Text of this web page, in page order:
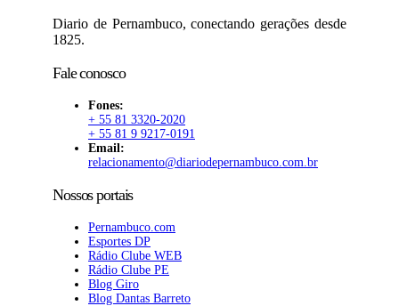
Diario de Pernambuco, conectando gerações desde
1825.
Fale conosco
Fones:
+ 55 81 3320-2020
+ 55 81 9 9217-0191
Email:
relacionamento@diariodepernambuco.com.br
Nossos portais
Pernambuco.com
Esportes DP
Rádio Clube WEB
Rádio Clube PE
Blog Giro
Blog Dantas Barreto